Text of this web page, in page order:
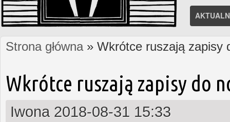
Jesteś tutaj
Strona główna» Wkrótce ruszają zapisy
Wkrótce ruszają zapisy do
Iwona 2018-08-31 15:33